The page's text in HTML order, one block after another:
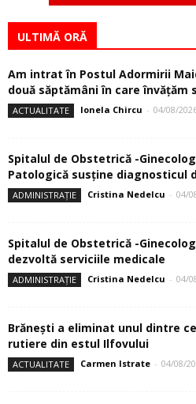
ULTIMĂ ORĂ
Am intrat în Postul Adormirii
două săptămâni în care învăţăm
ACTUALITATE Ionela Chircu - 04/08/
Spitalul de Obstetrică -
Patologică susţine diagnosticul
ADMINISTRAȚIE Cristina Nedelcu - 04/
Spitalul de Obstetrică -
dezvoltă serviciile medicale
ADMINISTRAȚIE Cristina Nedelcu - 04/
Brănești a eliminat unul dintre
rutiere din estul Ilfovului
ACTUALITATE Carmen Istrate - 04/08/